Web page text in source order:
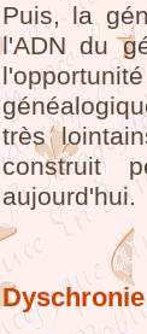
Puis, la
l'ADN du
très
construit
aujourd'hui.